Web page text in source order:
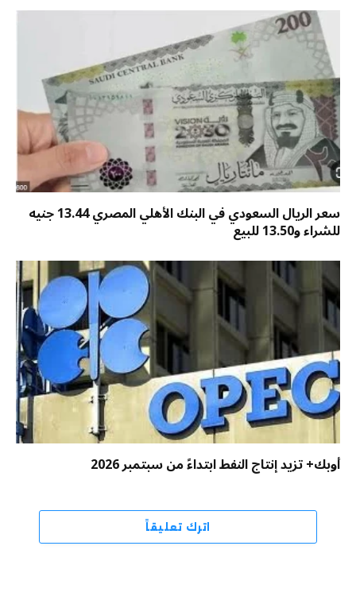
سعر الريال السعودي في البنك الأهلي المصري 13.44 جنيه
للشراء و13.50 للبيع
أوبك+ تزيد إنتاج النفط ابتداءً من سبتمبر 2026
اترك تعليقاً